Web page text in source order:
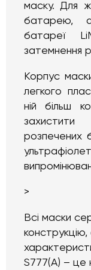
маску. Для
батарею,
батареї
затемнення
Корпус
легкого
ній більш
розпечених
>
Всі маски
конструкцію,
S777(A) – це